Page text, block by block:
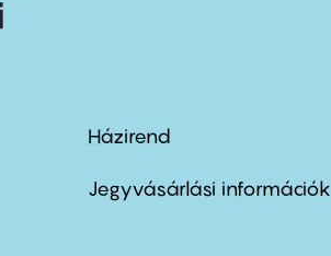
Footer
menu
Házirend
Jegyvásárlási információk